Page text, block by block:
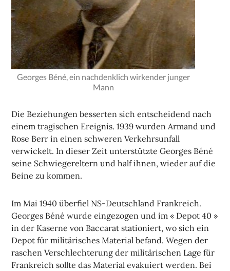
Georges Béné, ein nachdenklich wirkender junger
Mann
Die Beziehungen besserten sich entscheidend nach
einem tragischen Ereignis. 1939 wurden Armand und
Rose Berr in einen schweren Verkehrsunfall
verwickelt. In dieser Zeit unterstützte Georges Béné
seine Schwiegereltern und half ihnen, wieder auf die
Beine zu kommen.
Im Mai 1940 überfiel NS-Deutschland Frankreich.
Georges Béné wurde eingezogen und im « Depot 40 »
in der Kaserne von Baccarat stationiert, wo sich ein
Depot für militärisches Material befand. Wegen der
raschen Verschlechterung der militärischen Lage für
Frankreich sollte das Material evakuiert werden. Bei